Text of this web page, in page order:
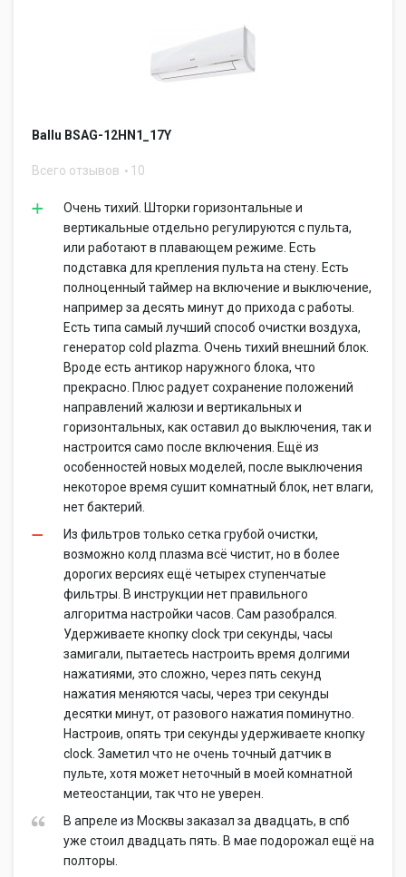
Ballu BSAG-12HN1_17Y
Всего отзывов 10
Очень тихий. Шторки горизонтальные и
вертикальные отдельно регулируются с пульта,
или работают в плавающем режиме. Есть
подставка для крепления пульта на стену. Есть
полноценный таймер на включение и выключение,
например за десять минут до прихода с работы.
Есть типа самый лучший способ очистки воздуха,
генератор cold plazma. Очень тихий внешний блок.
Вроде есть антикор наружного блока, что
прекрасно. Плюс радует сохранение положений
направлений жалюзи и вертикальных и
горизонтальных, как оставил до выключения, так и
настроится само после включения. Ещё из
особенностей новых моделей, после выключения
некоторое время сушит комнатный блок, нет влаги,
нет бактерий.
Из фильтров только сетка грубой очистки,
возможно колд плазма всё чистит, но в более
дорогих версиях ещё четырех ступенчатые
фильтры. В инструкции нет правильного
алгоритма настройки часов. Сам разобрался.
Удерживаете кнопку clock три секунды, часы
замигали, пытаетесь настроить время долгими
нажатиями, это сложно, через пять секунд
нажатия меняются часы, через три секунды
десятки минут, от разового нажатия поминутно.
Настроив, опять три секунды удерживаете кнопку
clock. Заметил что не очень точный датчик в
пульте, хотя может неточный в моей комнатной
метеостанции, так что не уверен.
В апреле из Москвы заказал за двадцать, в спб
уже стоил двадцать пять. В мае подорожал ещё на
полторы.